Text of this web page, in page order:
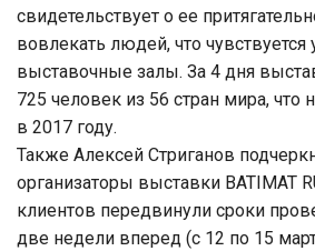
свидетельствует о ее
вовлекать людей, что чувствуется
выставочные залы. За 4 дня
725 человек из 56 стран мира, что
в 2017 году.
Также Алексей Стриганов
организаторы выставки BATIMAT
клиентов передвинули сроки
две недели вперед (с 12 по 15